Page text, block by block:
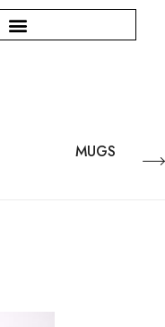
MUGS